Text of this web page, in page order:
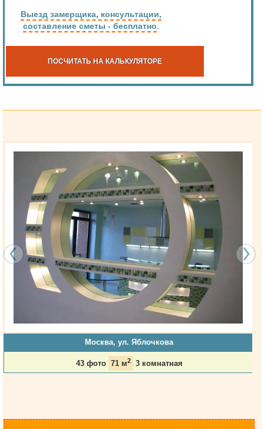
Выезд замерщика, консультации,
составление сметы - бесплатно.
ПОСЧИТАТЬ НА КАЛЬКУЛЯТОРЕ
Москва, ул. Яблочкова
43 фото 71 м2 3 комнатная